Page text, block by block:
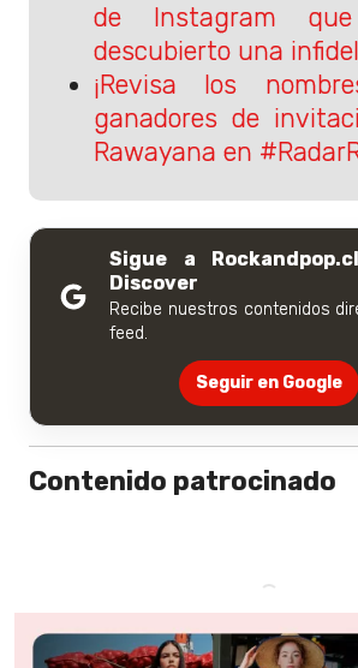
de Instagram
descubierto una
¡Revisa los
ganadores de
Rawayana en
Sigue a
Discover
Recibe nuestros contenidos
feed.
Seguir en Google
Contenido patrocinado